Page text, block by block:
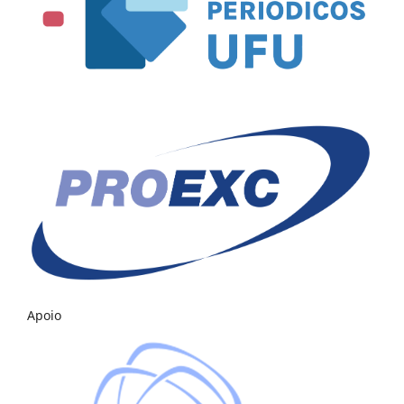
Apoio